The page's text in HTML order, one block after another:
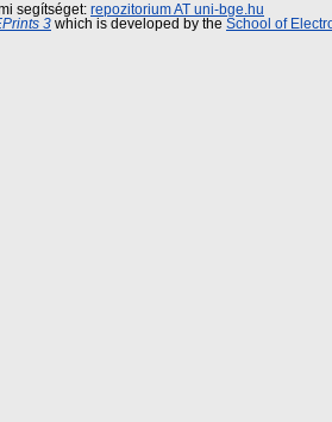
segítséget: repozitorium AT uni-bge.hu
3 which is developed by the School of